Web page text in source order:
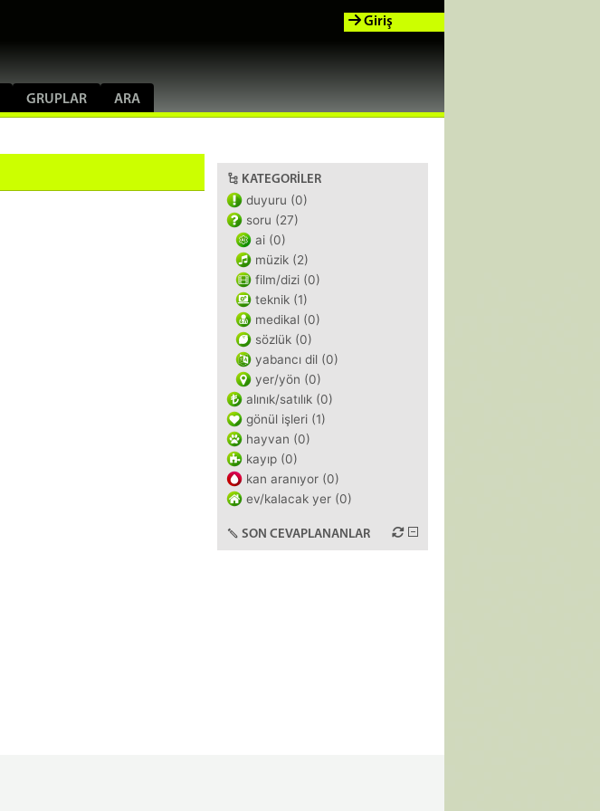
GRUPLAR ARA
Giriş
KATEGORILER
duyuru (0)
soru (27)
ai (0)
müzik (2)
film/dizi (0)
teknik (1)
medikal (0)
sözlük (0)
yabancı dil (0)
yer/yön (0)
alınık/satılık (0)
gönül işleri (1)
hayvan (0)
kayıp (0)
kan aranıyor (0)
ev/kalacak yer (0)
SON CEVAPLANANLAR